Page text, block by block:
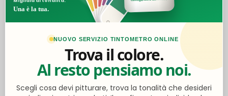
4,5
/5
recensioni
Le nostre recensioni a 4 e 5 stelle.
Clicca qui per leggerle tutte >
Una è la tua.
NUOVO SERVIZIO TINTOMETRO ONLINE
Trova il colore.
Al resto pensiamo noi.
Scegli cosa devi pitturare, trova la tonalità che desideri